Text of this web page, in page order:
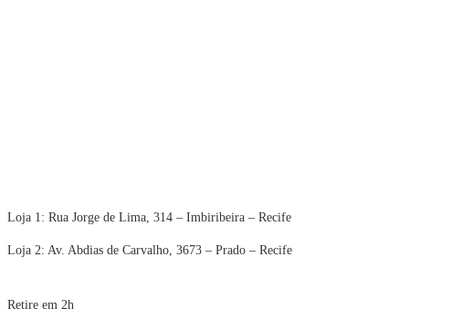
Loja 1: Rua Jorge de Lima, 314 – Imbiribeira – Recife
Loja 2: Av. Abdias de Carvalho, 3673 – Prado – Recife
Retire em 2h